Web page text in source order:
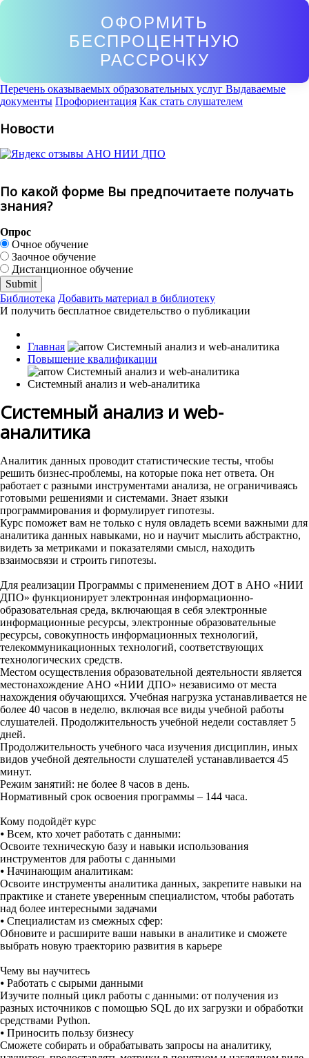
ОФОРМИТЬ
БЕСПРОЦЕНТНУЮ
РАССРОЧКУ
Перечень оказываемых образовательных услуг Выдаваемые
документы Профориентация Как стать слушателем
Новости
По какой форме Вы предпочитаете получать
знания?
Опрос
Очное обучение
Заочное обучение
Дистанционное обучение
Библиотека Добавить материал в библиотеку
И получить бесплатное свидетельство о публикации
Главная
Повышение квалификации
Системный анализ и web-аналитика
Системный анализ и web-
аналитика
Аналитик данных проводит статистические тесты, чтобы
решить бизнес-проблемы, на которые пока нет ответа. Он
работает с разными инструментами анализа, не ограничиваясь
готовыми решениями и системами. Знает языки
программирования и формулирует гипотезы.
Курс поможет вам не только с нуля овладеть всеми важными для
аналитика данных навыками, но и научит мыслить абстрактно,
видеть за метриками и показателями смысл, находить
взаимосвязи и строить гипотезы.
Для реализации Программы с применением ДОТ в АНО «НИИ
ДПО» функционирует электронная информационно-
образовательная среда, включающая в себя электронные
информационные ресурсы, электронные образовательные
ресурсы, совокупность информационных технологий,
телекоммуникационных технологий, соответствующих
технологических средств.
Местом осуществления образовательной деятельности является
местонахождение АНО «НИИ ДПО» независимо от места
нахождения обучающихся. Учебная нагрузка устанавливается не
более 40 часов в неделю, включая все виды учебной работы
слушателей. Продолжительность учебной недели составляет 5
дней.
Продолжительность учебного часа изучения дисциплин, иных
видов учебной деятельности слушателей устанавливается 45
минут.
Режим занятий: не более 8 часов в день.
Нормативный срок освоения программы – 144 часа.
Кому подойдёт курс
⦁ Всем, кто хочет работать с данными:
Освоите техническую базу и навыки использования
инструментов для работы с данными
⦁ Начинающим аналитикам:
Освоите инструменты аналитика данных, закрепите навыки на
практике и станете уверенным специалистом, чтобы работать
над более интересными задачами
⦁ Специалистам из смежных сфер:
Обновите и расширите ваши навыки в аналитике и сможете
выбрать новую траекторию развития в карьере
Чему вы научитесь
⦁ Работать с сырыми данными
Изучите полный цикл работы с данными: от получения из
разных источников с помощью SQL до их загрузки и обработки
средствами Python.
⦁ Приносить пользу бизнесу
Сможете собирать и обрабатывать запросы на аналитику,